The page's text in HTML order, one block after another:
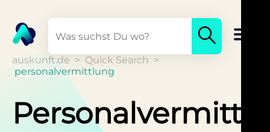
auskunft.de > Quick Search >
personalvermittlung